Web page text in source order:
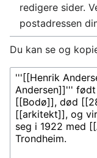
redigere sider.
postadressen
Du kan se og